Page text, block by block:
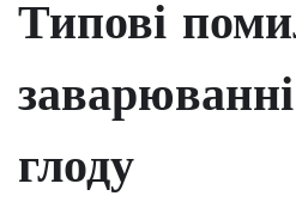
Типові
глоду